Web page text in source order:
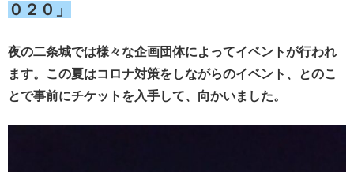
０２０」
夜の二条城では様々な企画団体によってイベントが行われ
ます。この夏はコロナ対策をしながらのイベント、とのこ
とで事前にチケットを入手して、向かいました。